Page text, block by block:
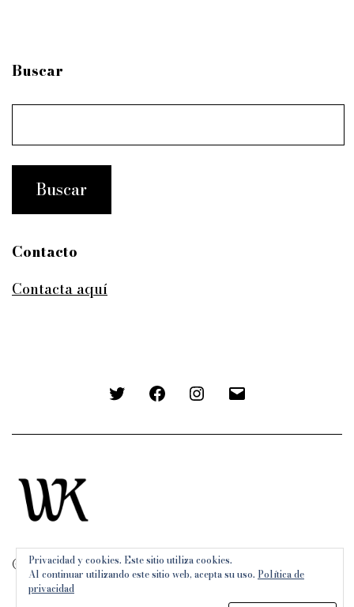
Buscar
Contacto
Contacta aquí
Twitter FacebookInstagram
© 2026Wunderkammer.
Privacidad y cookies. Este sitio utiliza cookies.
Al continuar utilizando este sitio web, acepta su uso. Política de
privacidad